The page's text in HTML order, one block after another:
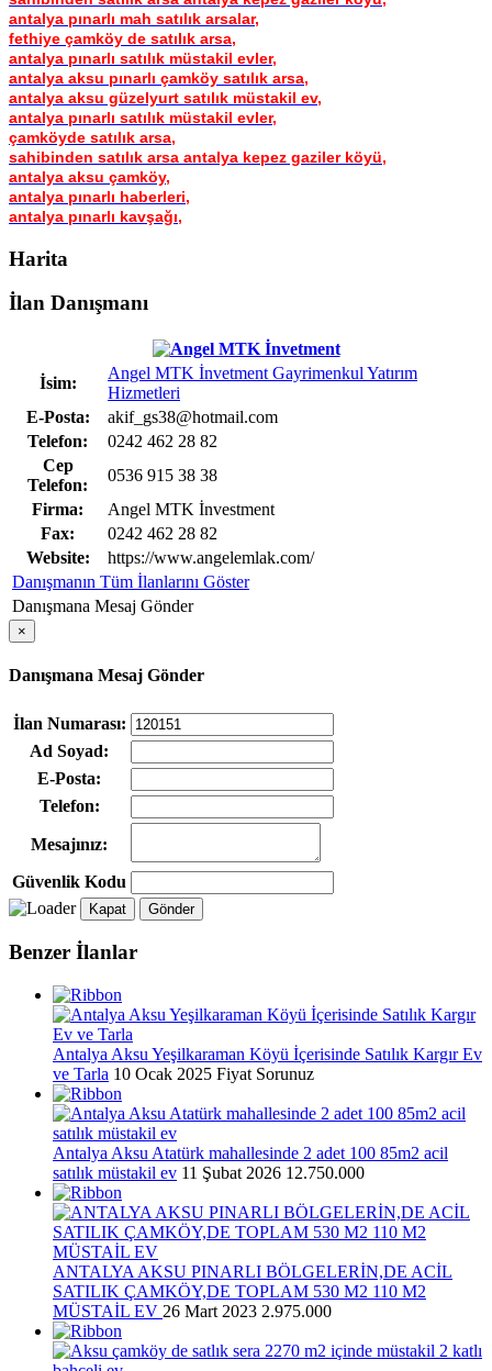
antalya pınarlı mah satılık arsalar,
fethiye çamköy de satılık arsa,
antalya pınarlı satılık müstakil evler,
antalya aksu pınarlı çamköy satılık arsa,
antalya aksu güzelyurt satılık müstakil ev,
antalya pınarlı satılık müstakil evler,
çamköyde satılık arsa,
sahibinden satılık arsa antalya kepez gaziler köyü,
antalya aksu çamköy,
antalya pınarlı haberleri,
antalya pınarlı kavşağı,
Harita
İlan Danışmanı
İsim:
Angel MTK İnvetment Gayrimenkul Yatırım
Hizmetleri
E-Posta:
akif_gs38@hotmail.com
Telefon:
0242 462 28 82
Cep
Telefon:
0536 915 38 38
Firma:
Angel MTK İnvestment
Fax:
0242 462 28 82
Website:
https://www.angelemlak.com/
Danışmanın Tüm İlanlarını Göster
Danışmana Mesaj Gönder
×
Danışmana Mesaj Gönder
İlan Numarası:
Ad Soyad:
E-Posta:
Telefon:
Mesajınız:
Güvenlik Kodu
Kapat Gönder
Benzer İlanlar
Antalya Aksu Yeşilkaraman Köyü İçerisinde Satılık Kargır Ev
ve Tarla 10 Ocak 2025 Fiyat Sorunuz
Antalya Aksu Atatürk mahallesinde 2 adet 100 85m2 acil
satılık müstakil ev 11 Şubat 2026 12.750.000
ANTALYA AKSU PINARLI BÖLGELERİN,DE ACİL
SATILIK ÇAMKÖY,DE TOPLAM 530 M2 110 M2
MÜSTAİL EV 26 Mart 2023 2.975.000